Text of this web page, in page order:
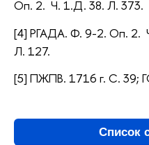
Оп. 2. Ч. 1.Д. 38. Л. 373.
[4] РГАДА. Ф. 9-2. Оп. 2.
Л. 127.
[5] ПЖПВ. 1716 г. С. 39;
Список